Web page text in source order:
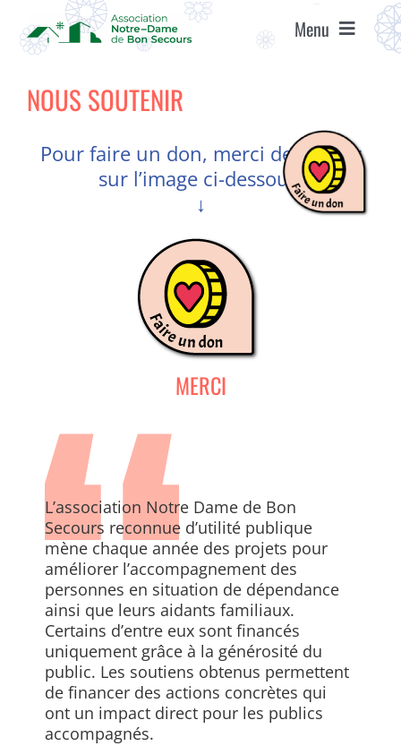
contenu
Menu
ASSOCIATION
ACCÈS ET CONTACT
NOUS SOUTENIR
Pour faire un don, merci de cliquer
sur l’image ci-dessous.
↓
MERCI
L’association Notre Dame de Bon
Secours reconnue d’utilité publique
mène chaque année des projets pour
améliorer l’accompagnement des
personnes en situation de dépendance
ainsi que leurs aidants familiaux.
Certains d’entre eux sont financés
uniquement grâce à la générosité du
public. Les soutiens obtenus permettent
de financer des actions concrètes qui
ont un impact direct pour les publics
accompagnés.